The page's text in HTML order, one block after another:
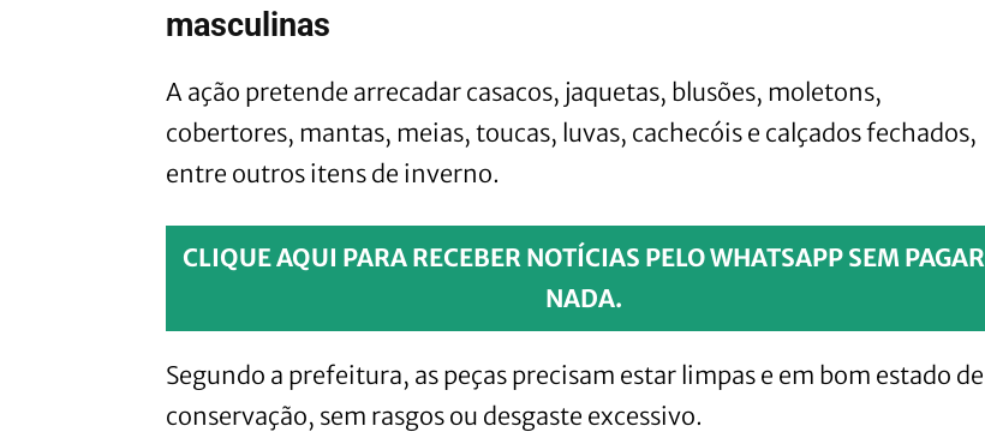
masculinas
A ação pretende arrecadar casacos, jaquetas, blusões, moletons,
cobertores, mantas, meias, toucas, luvas, cachecóis e calçados fechados,
entre outros itens de inverno.
CLIQUE AQUI PARA RECEBER NOTÍCIAS PELO WHATSAPP SEM PAGAR
NADA.
Segundo a prefeitura, as peças precisam estar limpas e em bom estado de
conservação, sem rasgos ou desgaste excessivo.